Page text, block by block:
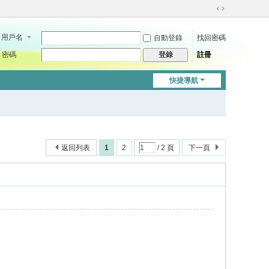
切
到
用戶名 自動登錄
找回密碼
密碼
登錄 註冊
快捷導航
1 2 / 2 頁 下一頁
返回列表